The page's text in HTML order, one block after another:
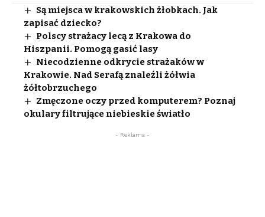
Są miejsca w krakowskich żłobkach. Jak
zapisać dziecko?
Polscy strażacy lecą z Krakowa do
Hiszpanii. Pomogą gasić lasy
Niecodzienne odkrycie strażaków w
Krakowie. Nad Serafą znaleźli żółwia
żółtobrzuchego
Zmęczone oczy przed komputerem? Poznaj
okulary filtrujące niebieskie światło
- Reklama -